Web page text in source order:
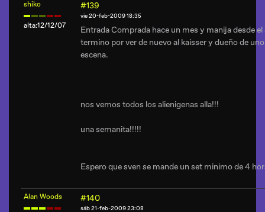
shiko
alta:12/12/07
#139
vie 20-feb-2009 18:35
Entrada Comprada hace un mes y manija desde
termino por ver de nuevo al kaisser y dueño de
escena.
nos vemos todos los alienigenas alla!!!
una semanita!!!!!
Espero que sven se mande un set minimo de 4
Alan Woods #140
sáb 21-feb-2009 23:08